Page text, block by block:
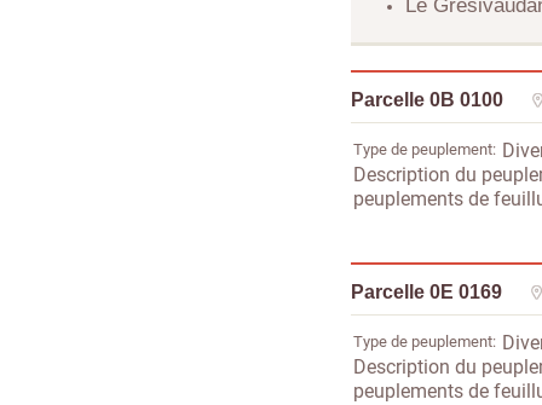
Le
Parcelle 0B 0100
Type de peuplement
Description du
peuplements de
Parcelle 0E 0169
Type de peuplement
Description du
peuplements de